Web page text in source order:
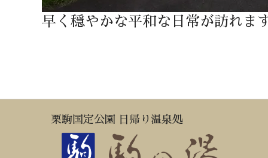
早く穏やかな平和な日常が訪れま
栗駒国定公園 日帰り温泉処